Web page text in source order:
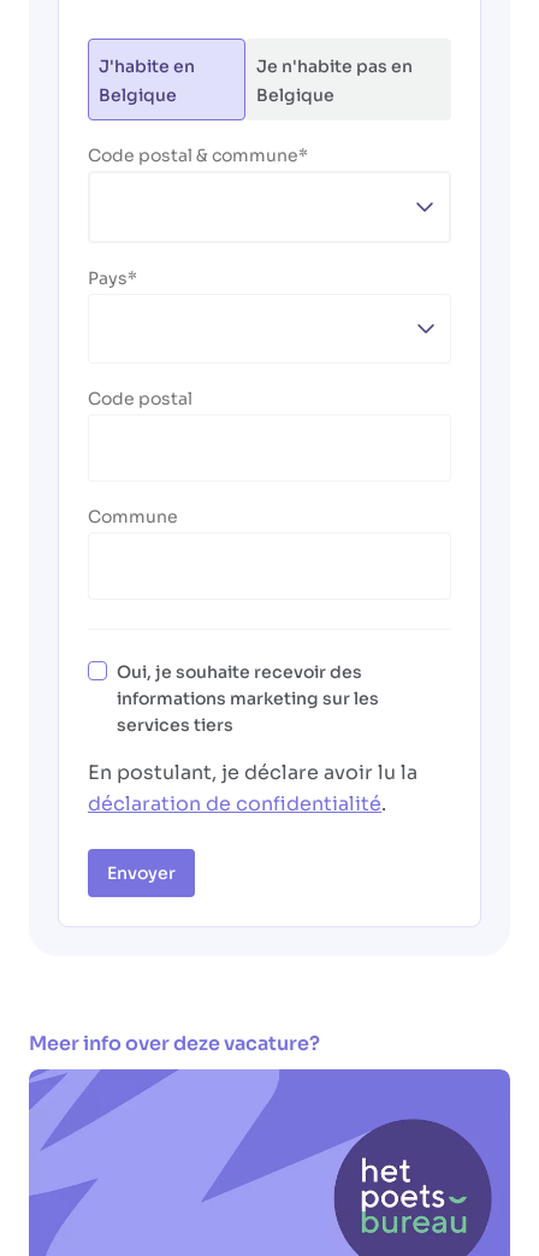
J'habite en
Belgique
Je n'habite pas en
Belgique
Code postal & commune
Pays
Code postal
Commune
Oui, je souhaite recevoir des
informations marketing sur les
services tiers
En postulant, je déclare avoir lu la
déclaration de confidentialité.
Envoyer
Meer info over deze vacature?